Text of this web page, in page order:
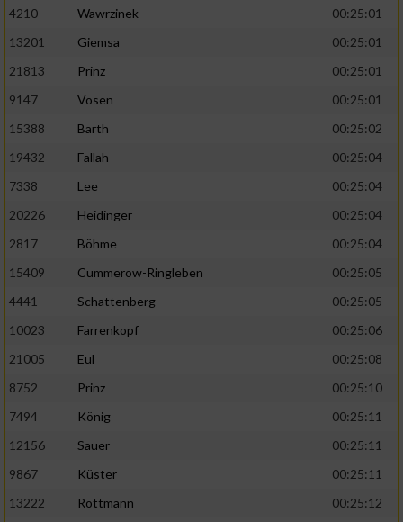
4210
Wawrzinek
00:25:01
13201
Giemsa
00:25:01
21813
Prinz
00:25:01
9147
Vosen
00:25:01
15388
Barth
00:25:02
19432
Fallah
00:25:04
7338
Lee
00:25:04
20226
Heidinger
00:25:04
2817
Böhme
00:25:04
15409
Cummerow-Ringleben
00:25:05
4441
Schattenberg
00:25:05
10023
Farrenkopf
00:25:06
21005
Eul
00:25:08
8752
Prinz
00:25:10
7494
König
00:25:11
12156
Sauer
00:25:11
9867
Küster
00:25:11
13222
Rottmann
00:25:12